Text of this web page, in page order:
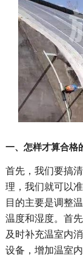
一、怎样才算合格
首先，我们要搞
理，我们就可以
目的主要是调整
温度和湿度。首
及时补充温室内
设备，增加温室